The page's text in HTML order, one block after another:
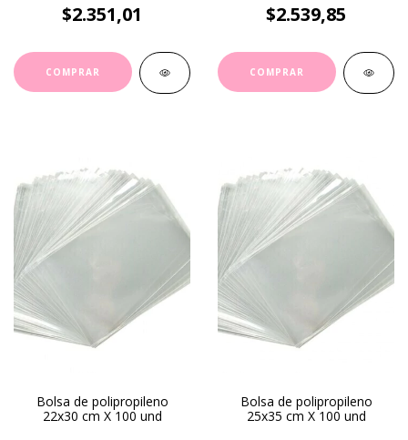
$2.351,01 $2.539,85
Bolsa de polipropileno
22x30 cm X 100 und
Bolsa de polipropileno
25x35 cm X 100 und